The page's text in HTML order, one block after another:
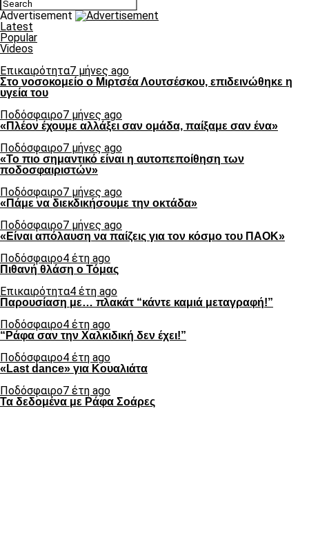
Advertisement
Latest
Popular
Videos
Επικαιρότητα7 μήνες ago
Στο νοσοκομείο ο Μιρτσέα Λουτσέσκου, επιδεινώθηκε η
υγεία του
Ποδόσφαιρο7 μήνες ago
«Πλέον έχουμε αλλάξει σαν ομάδα, παίξαμε σαν ένα»
Ποδόσφαιρο7 μήνες ago
«Το πιο σημαντικό είναι η αυτοπεποίθηση των
ποδοσφαιριστών»
Ποδόσφαιρο7 μήνες ago
«Πάμε να διεκδικήσουμε την οκτάδα»
Ποδόσφαιρο7 μήνες ago
«Είναι απόλαυση να παίζεις για τον κόσμο του ΠΑΟΚ»
Ποδόσφαιρο4 έτη ago
Πιθανή θλάση ο Τόμας
Επικαιρότητα4 έτη ago
Παρουσίαση με… πλακάτ “κάντε καμιά μεταγραφή!”
Ποδόσφαιρο4 έτη ago
“Ράφα σαν την Χαλκιδική δεν έχει!”
Ποδόσφαιρο4 έτη ago
«Last dance» για Κουαλιάτα
Ποδόσφαιρο7 έτη ago
Τα δεδομένα με Ράφα Σοάρες